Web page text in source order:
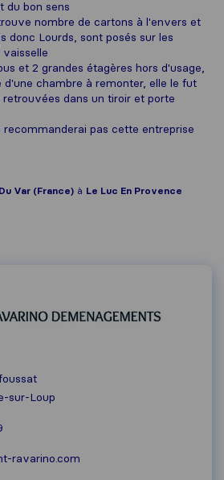
du bon sens
nombre de cartons à l'envers et
donc Lourds, sont posés sur les
et 2 grandes étagères hors d'usage,
chambre à remonter, elle le fut
dans un tiroir et porte
pas cette entreprise
Var (France) à Le Luc En Provence
sur-Loup
ravarino.com